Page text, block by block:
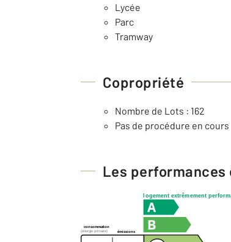
Lycée
Parc
Tramway
Copropriété
Nombre de Lots : 162
Pas de procédure en cours
Les performances
logement extrêmement
consommation
émissions
(énergie primaire)